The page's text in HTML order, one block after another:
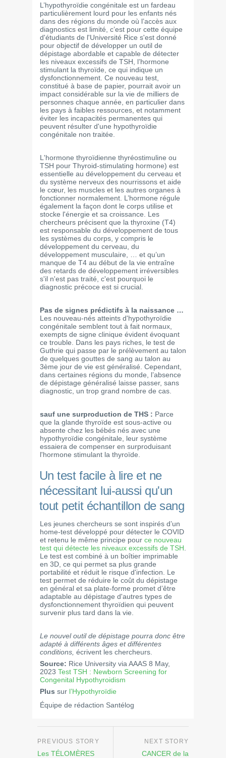
L’hypothyroïdie congénitale est un fardeau
particulièrement lourd pour les enfants nés
dans des régions du monde où l’accès aux
diagnostics est limité, c’est pour cette équipe
d'étudiants de l'Université Rice s'est donné
pour objectif de développer un outil de
dépistage abordable et capable de détecter
les niveaux excessifs de TSH, l’hormone
stimulant la thyroïde, ce qui indique un
dysfonctionnement. Ce nouveau test,
constitué à base de papier, pourrait avoir un
impact considérable sur la vie de milliers de
personnes chaque année, en particulier dans
les pays à faibles ressources, et notamment
éviter les incapacités permanentes qui
peuvent résulter d'une hypothyroïdie
congénitale non traitée.
L'hormone thyroïdienne thyréostimuline ou
TSH pour Thyroid-stimulating hormone) est
essentielle au développement du cerveau et
du système nerveux des nourrissons et aide
le cœur, les muscles et les autres organes à
fonctionner normalement. L’hormone régule
également la façon dont le corps utilise et
stocke l'énergie et sa croissance. Les
chercheurs précisent que la thyroxine (T4)
est responsable du développement de tous
les systèmes du corps, y compris le
développement du cerveau, du
développement musculaire, … et qu’un
manque de T4 au début de la vie entraîne
des retards de développement irréversibles
s'il n'est pas traité, c'est pourquoi le
diagnostic précoce est si crucial.
Pas de signes prédictifs à la naissance …
Les nouveau-nés atteints d'hypothyroïdie
congénitale semblent tout à fait normaux,
exempts de signe clinique évident évoquant
ce trouble. Dans les pays riches, le test de
Guthrie qui passe par le prélèvement au talon
de quelques gouttes de sang au talon au
3ème jour de vie est généralisé. Cependant,
dans certaines régions du monde, l’absence
de dépistage généralisé laisse passer, sans
diagnostic, un trop grand nombre de cas.
sauf une surproduction de THS : Parce
que la glande thyroïde est sous-active ou
absente chez les bébés nés avec une
hypothyroïdie congénitale, leur système
essaiera de compenser en surproduisant
l'hormone stimulant la thyroïde.
Un test facile à lire et ne
nécessitant lui-aussi qu'un
tout petit échantillon de sang
Les jeunes chercheurs se sont inspirés d’un
home-test développé pour détecter le COVID
et retenu le même principe pour ce nouveau
test qui détecte les niveaux excessifs de TSH
Le test est combiné à un boîtier imprimable
en 3D, ce qui permet sa plus grande
portabilité et réduit le risque d'infection. Le
test permet de réduire le coût du dépistage
en général et sa plate-forme promet d’être
adaptable au dépistage d'autres types de
dysfonctionnement thyroïdien qui peuvent
survenir plus tard dans la vie.
Le nouvel outil de dépistage pourra donc être
adapté à différents âges et différentes
conditions, écrivent les chercheurs.
Source: Rice University via AAAS 8 May,
2023 Test TSH : Newborn Screening for
Congenital Hypothyroidism
Plus sur l’Hypothyroïdie
Équipe de rédaction Santélog
Les TÉLOMÈRES
CANCER de la